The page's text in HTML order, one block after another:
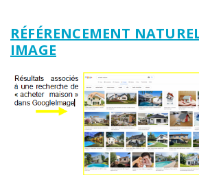
RÉFÉRENCEMENT
IMAGE